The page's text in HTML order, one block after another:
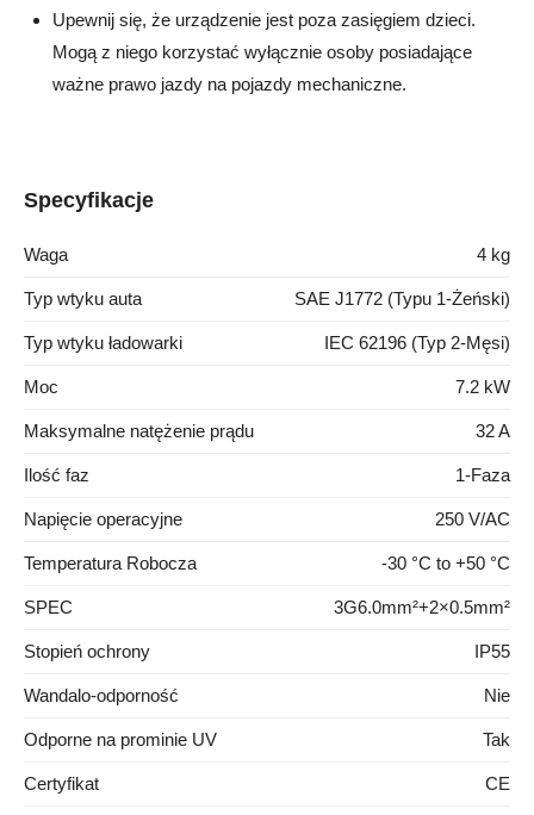
Upewnij się, że urządzenie jest poza zasięgiem dzieci.
Mogą z niego korzystać wyłącznie osoby posiadające
ważne prawo jazdy na pojazdy mechaniczne.
Specyfikacje
Waga 4 kg
Typ wtyku auta SAE J1772 (Typu 1-Żeński)
Typ wtyku ładowarki IEC 62196 (Typ 2-Męsi)
Moc 7.2 kW
Maksymalne natężenie prądu 32 A
Ilość faz 1-Faza
Napięcie operacyjne 250 V/AC
Temperatura Robocza -30 °C to +50 °C
SPEC 3G6.0mm²+2×0.5mm²
Stopień ochrony IP55
Wandalo-odporność Nie
Odporne na prominie UV Tak
Certyfikat CE